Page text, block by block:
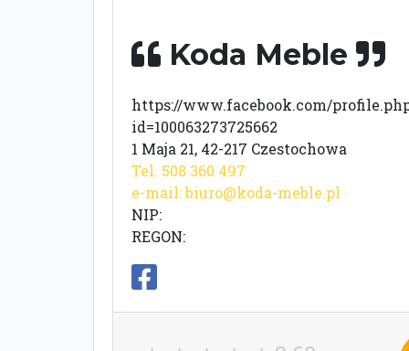
Koda Meble
https://www.facebook.com/
id=100063273725662
1 Maja 21, 42-217 Czestochowa
Tel. 508 360 497
e-mail:biuro@koda-meble.pl
NIP:
REGON: